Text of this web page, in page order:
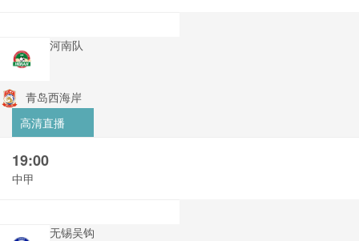
河南队
青岛西海岸
高清直播
19:00
中甲
无锡吴钩